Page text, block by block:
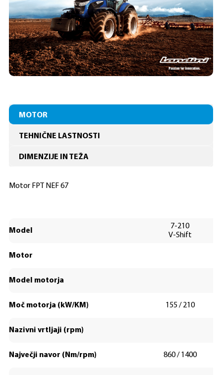
MOTOR
TEHNIČNE LASTNOSTI
DIMENZIJE IN TEŽA
Motor FPT NEF 67
Model
7-210
V-Shift
Motor
Model motorja
Moč motorja (kW/KM) 155 / 210
Nazivni vrtljaji (rpm)
Največji navor (Nm/rpm) 860 / 1400